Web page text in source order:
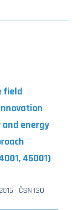
field
energy
45001)
· ČSN ISO